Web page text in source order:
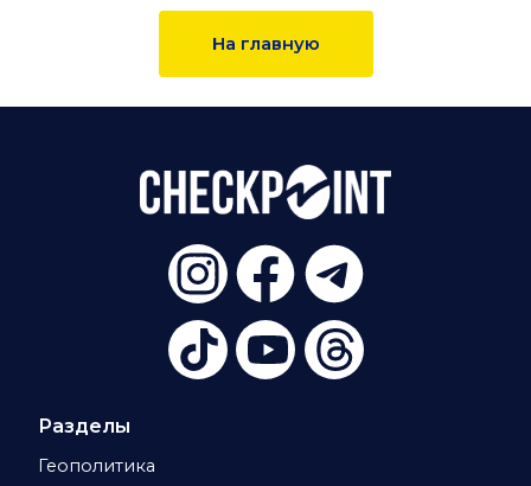
На главную
Разделы
Геополитика